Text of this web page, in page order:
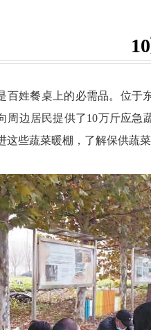
百姓餐桌上的必需品。位于
周边居民提供了10万斤应急
这些蔬菜暖棚，了解保供蔬菜